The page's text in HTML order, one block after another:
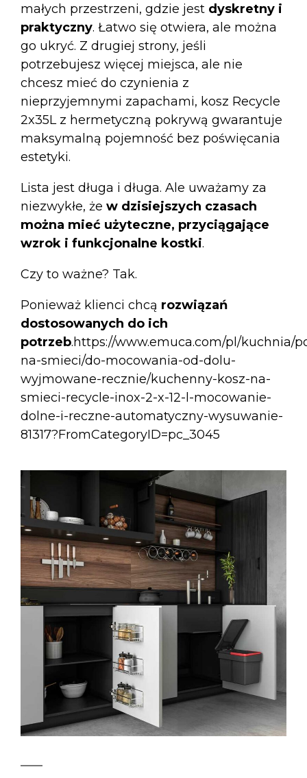
małych przestrzeni, gdzie jest dyskretny i
praktyczny. Łatwo się otwiera, ale można
go ukryć. Z drugiej strony, jeśli
potrzebujesz więcej miejsca, ale nie
chcesz mieć do czynienia z
nieprzyjemnymi zapachami, kosz Recycle
2x35L z hermetyczną pokrywą gwarantuje
maksymalną pojemność bez poświęcania
estetyki.
Lista jest długa i długa. Ale uważamy za
niezwykłe, że w dzisiejszych czasach
można mieć użyteczne, przyciągające
wzrok i funkcjonalne kostki.
Czy to ważne? Tak.
Ponieważ klienci chcą rozwiązań
dostosowanych do ich
potrzeb.https://www.emuca.com/pl/kuchnia/
na-smieci/do-mocowania-od-dolu-
wyjmowane-recznie/kuchenny-kosz-na-
smieci-recycle-inox-2-x-12-l-mocowanie-
dolne-i-reczne-automatyczny-wysuwanie-
81317?FromCategoryID=pc_3045